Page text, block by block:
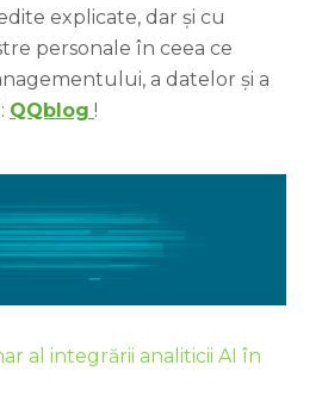
explicate, dar și cu
personale în ceea ce
a datelor și a
QQblog !
al integrării analiticii AI în